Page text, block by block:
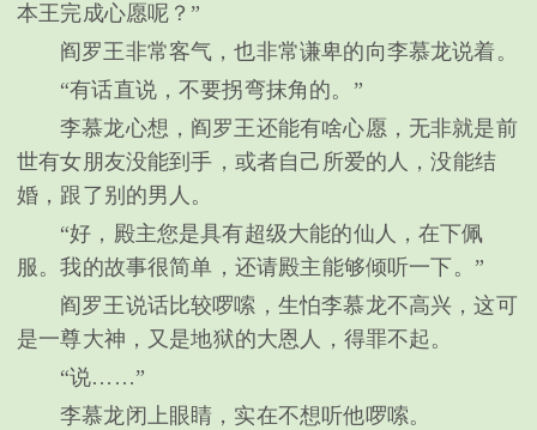
本王完成心愿呢？”
阎罗王非常客气，也非常谦卑的向李慕龙说着。
“有话直说，不要拐弯抹角的。”
李慕龙心想，阎罗王还能有啥心愿，无非就是前
世有女朋友没能到手，或者自己所爱的人，没能结
婚，跟了别的男人。
“好，殿主您是具有超级大能的仙人，在下佩
服。我的故事很简单，还请殿主能够倾听一下。”
阎罗王说话比较啰嗦，生怕李慕龙不高兴，这可
是一尊大神，又是地狱的大恩人，得罪不起。
“说……”
李慕龙闭上眼睛，实在不想听他啰嗦。